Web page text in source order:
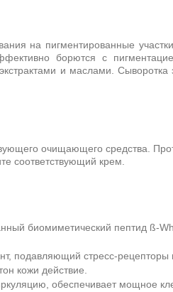
на пигментированные
борются с
и маслами.
очищающего средства.
соответствующий крем.
биомиметический пептид ß-
подавляющий стресс-
кожи действие.
обеспечивает мощное